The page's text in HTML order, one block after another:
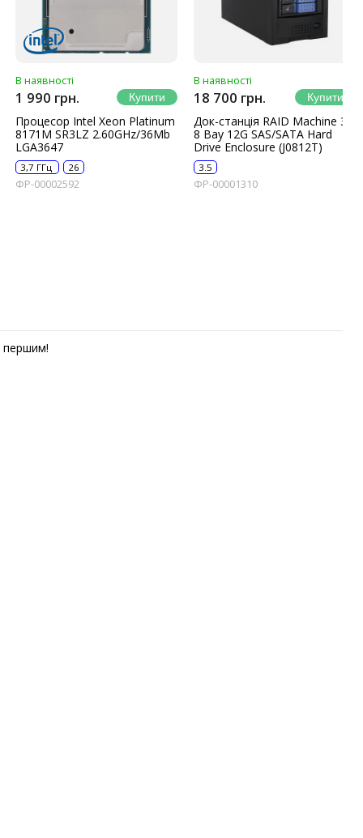
В наявності
1 990 грн.
Процесор Intel Xeon Platinum
8171M SR3LZ 2.60GHz/36Mb
LGA3647
3,7 ГГц 26
ФР-00002592
В наявності
18 700 грн.
Док-станція RAID Machine 3.5
8 Bay 12G SAS/SATA Hard
Drive Enclosure (J0812T)
3.5
ФР-00001310
першим!